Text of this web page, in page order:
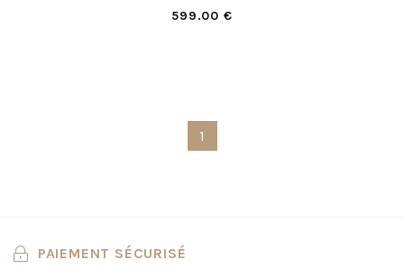
599.00 €
1
PAIEMENT SÉCURISÉ